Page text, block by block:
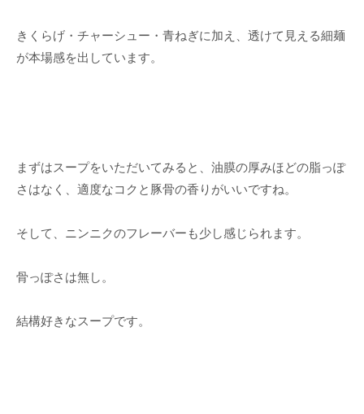
きくらげ・チャーシュー・青ねぎに加え、透けて見える細麺
が本場感を出しています。
まずはスープをいただいてみると、油膜の厚みほどの脂っぽ
さはなく、適度なコクと豚骨の香りがいいですね。
そして、ニンニクのフレーバーも少し感じられます。
骨っぽさは無し。
結構好きなスープです。